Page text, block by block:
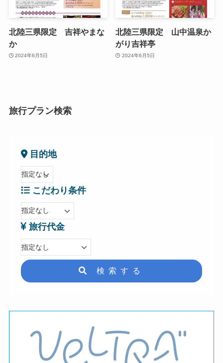
北陸三県限定 吉祥やまな
か
2024年6月5日
北陸三県限定 山中温泉か
がり吉祥亭
2024年6月5日
旅行プラン検索
目的地
こだわり条件
旅行代金
検索する